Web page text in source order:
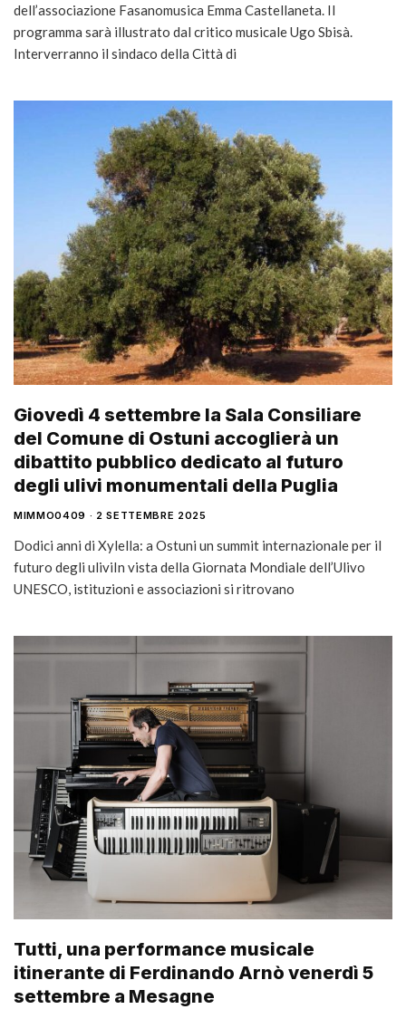
dell’associazione Fasanomusica Emma Castellaneta. Il
programma sarà illustrato dal critico musicale Ugo Sbisà.
Interverranno il sindaco della Città di
Giovedì 4 settembre la Sala Consiliare
del Comune di Ostuni accoglierà un
dibattito pubblico dedicato al futuro
degli ulivi monumentali della Puglia
MIMMO0409 2 SETTEMBRE 2025
Dodici anni di Xylella: a Ostuni un summit internazionale per il
futuro degli uliviIn vista della Giornata Mondiale dell’Ulivo
UNESCO, istituzioni e associazioni si ritrovano
Tutti, una performance musicale
itinerante di Ferdinando Arnò venerdì 5
settembre a Mesagne